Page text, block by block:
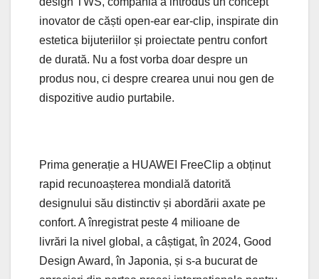
inovator de căști open-ear ear-clip, inspirate din
estetica bijuteriilor și proiectate pentru confort
de durată. Nu a fost vorba doar despre un
produs nou, ci despre crearea unui nou gen de
dispozitive audio purtabile.
Prima generație a HUAWEI FreeClip a obținut
rapid recunoașterea mondială datorită
designului său distinctiv și abordării axate pe
confort. A înregistrat peste 4 milioane de
livrări la nivel global, a câștigat, în 2024, Good
Design Award, în Japonia, și s-a bucurat de